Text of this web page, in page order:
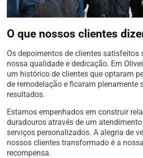
O que nossos clientes
Os depoimentos de clientes satisfeitos
nossa qualidade e dedicação. Em
um histórico de clientes que optaram
de remodelação e ficaram plenamente
resultados.
Estamos empenhados em construir
duradouros através de um
serviços personalizados. A alegria de
nossos clientes transformado é a
recompensa.